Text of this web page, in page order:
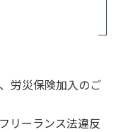
労災保険加入のご
リーランス法違反